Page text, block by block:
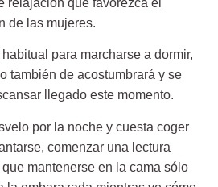
de las mujeres.
para marcharse a dormir,
también de acostumbrará y se
llegado este momento.
por la noche y cuesta coger
comenzar una lectura
mantenerse en la cama sólo